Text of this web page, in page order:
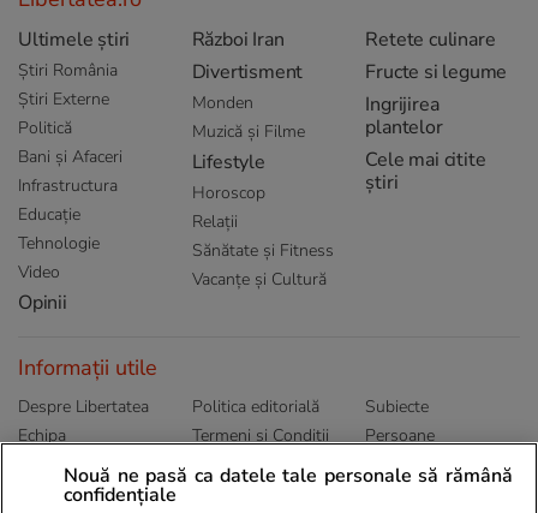
Ultimele știri
Știri România
Știri Externe
Politică
Bani și Afaceri
Infrastructura
Educație
Tehnologie
Video
Opinii
Război Iran
Divertisment
Monden
Muzică și Filme
Lifestyle
Horoscop
Relații
Sănătate și Fitness
Vacanțe și Cultură
Retete culinare
Fructe si legume
Ingrijirea
plantelor
Cele mai citite
știri
Informații utile
Despre Libertatea
Echipa
Publicitate
Politica de
Politica editorială
Termeni și Conditii
Abonamente
Subiecte
Persoane
Sitemap
Nouă ne pasă ca datele tale personale să rămână
confidențiale